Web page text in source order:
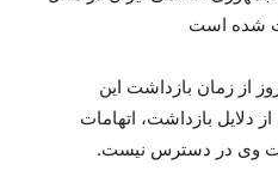
شده است
به ذکر است، با گذشت ۲۵ روز از زمان بازداشت این
دلایل بازداشت، اتهامات
وی در دسترس نیست.